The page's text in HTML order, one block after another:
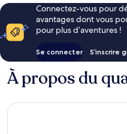
Connectez-vous pour
avantages dont vous
pour plus d’aventures !
Se connecter S’inscrire
À propos du